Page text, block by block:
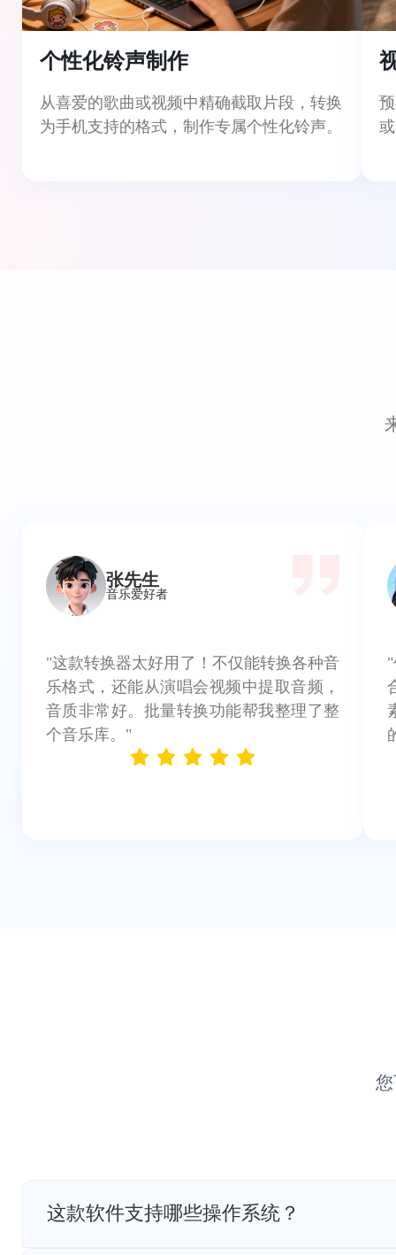
个性化铃声制作
从喜爱的歌曲或视频中精确截取片段，转换
为手机支持的格式，制作专属个性化铃声。
张先生
音乐爱好者
"这款转换器太好用了！不仅能转换各种音
乐格式，还能从演唱会视频中提取音频，
音质非常好。批量转换功能帮我整理了整
个音乐库。"
这款软件支持哪些操作系统？